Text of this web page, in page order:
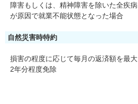
障害もしくは、精神障害を除いた全疾病
が原因で就業不能状態となった場合
自然災害時特約
損害の程度に応じて毎月の返済額を最大
2年分程度免除